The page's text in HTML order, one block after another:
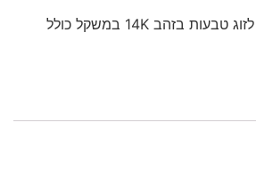
מחיר הטבעות הוא לזוג טבעות בזהב 14K במשקל כולל